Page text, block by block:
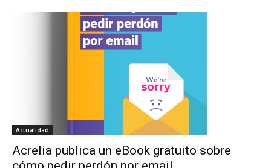
Actualidad
Acrelia publica un eBook gratuito sobre